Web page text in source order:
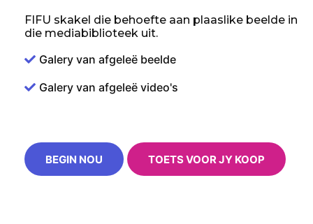
FIFU skakel die behoefte aan plaaslike beelde in
die mediabiblioteek uit.
Galery van afgeleë beelde
Galery van afgeleë video's
BEGIN NOU TOETS VOOR JY KOOP